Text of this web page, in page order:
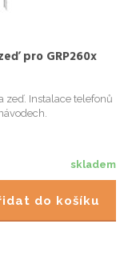
pro GRP260x
zeď. Instalace telefonů
skladem
do košíku